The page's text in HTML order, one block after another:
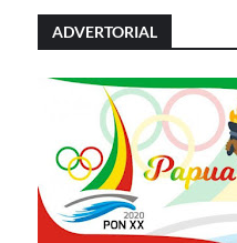
ADVERTORIAL